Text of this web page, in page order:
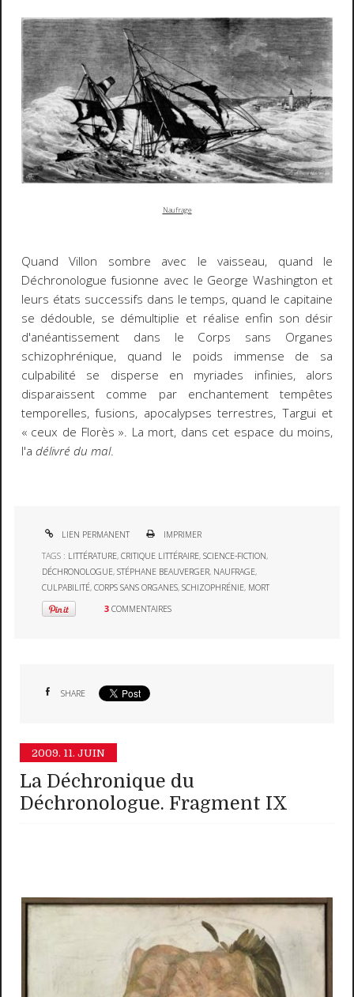
Naufrage
Quand Villon sombre avec le vaisseau, quand le
Déchronologue fusionne avec le George Washington et
leurs états successifs dans le temps, quand le capitaine
se dédouble, se démultiplie et réalise enfin son désir
d'anéantissement dans le Corps sans Organes
schizophrénique, quand le poids immense de sa
culpabilité se disperse en myriades infinies, alors
disparaissent comme par enchantement tempêtes
temporelles, fusions, apocalypses terrestres, Targui et
« ceux de Florès ». La mort, dans cet espace du moins,
l'a délivré du mal.
LIEN PERMANENT
IMPRIMER
TAGS : LITTÉRATURE,CRITIQUE LITTÉRAIRE,SCIENCE-FICTION,
DÉCHRONOLOGUE,STÉPHANE BEAUVERGER, NAUFRAGE,
CULPABILITÉ,CORPS SANS ORGANES,SCHIZOPHRÉNIE, MORT
3 COMMENTAIRES
SHARE
2009. 11. JUIN
La Déchronique du
Déchronologue. Fragment IX